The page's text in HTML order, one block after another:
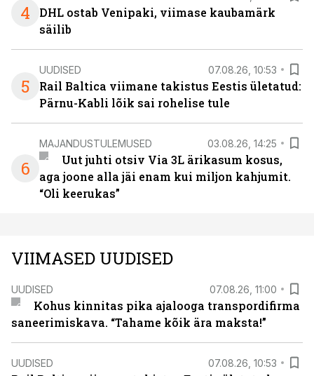
4
DHL ostab Venipaki, viimase kaubamärk
säilib
5
UUDISED 07.08.26, 10:53
Rail Baltica viimane takistus Eestis ületatud:
Pärnu-Kabli lõik sai rohelise tule
6
MAJANDUSTULEMUSED 03.08.26, 14:25
Uut juhti otsiv Via 3L ärikasum kosus,
aga joone alla jäi enam kui miljon kahjumit.
“Oli keerukas”
VIIMASED UUDISED
UUDISED 07.08.26, 11:00
Kohus kinnitas pika ajalooga transpordifirma
saneerimiskava. “Tahame kõik ära maksta!”
UUDISED 07.08.26, 10:53